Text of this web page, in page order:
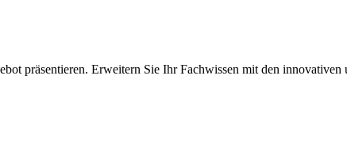
präsentieren. Erweitern Sie Ihr Fachwissen mit den innovativen